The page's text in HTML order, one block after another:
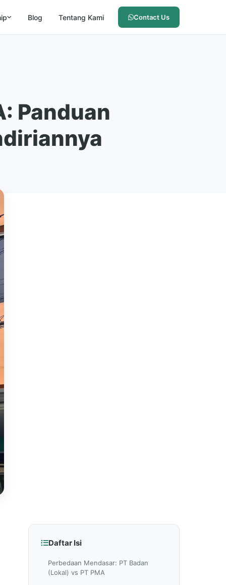
Blog Tentang Kami Contact Us
Panduan
Daftar Isi
Perbedaan Mendasar: PT Badan
(Lokal) vs PT PMA